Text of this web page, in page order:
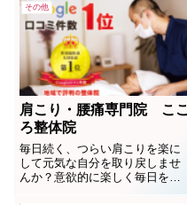
その他
肩こり・腰痛専門院 ここ
ろ整体院
毎日続く、つらい肩こりを楽に
して元気な自分を取り戻しませ
んか？意欲的に楽しく毎日を過